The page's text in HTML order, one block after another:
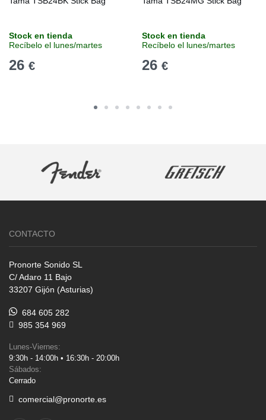
Stock en tienda
Recíbelo el lunes/martes
26 €
Stock en tienda
Recíbelo el lunes/martes
26 €
CONTACTO
Pronorte Sonido SL
C/ Adaro 11 Bajo
33207 Gijón (Asturias)
684 605 282
985 354 969
Lunes-Viernes:
9:30h - 14:00h • 16:30h - 20:00h
Sábados:
Cerrado
comercial@pronorte.es